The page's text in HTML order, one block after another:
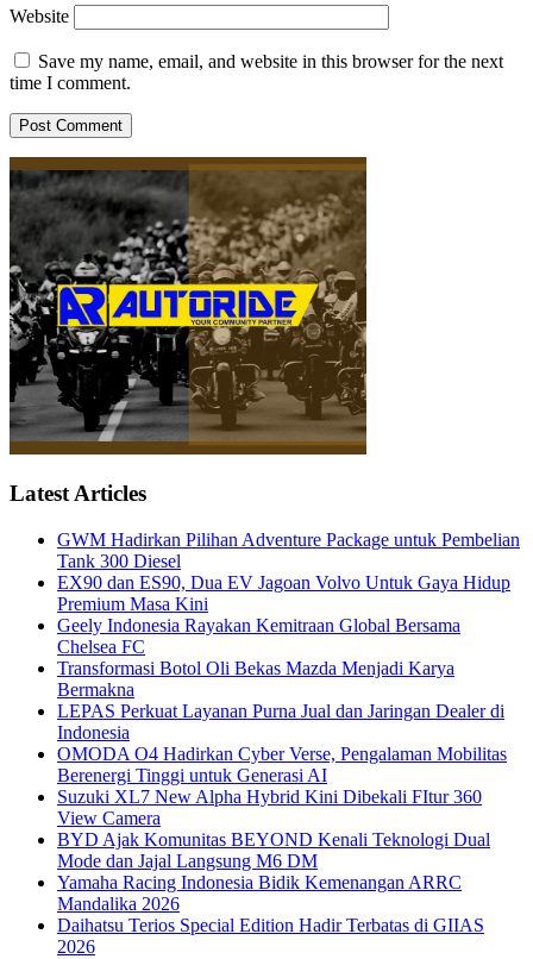
Website
Save my name, email, and website in this browser for the next
time I comment.
Latest Articles
GWM Hadirkan Pilihan Adventure Package untuk Pembelian
Tank 300 Diesel
EX90 dan ES90, Dua EV Jagoan Volvo Untuk Gaya Hidup
Premium Masa Kini
Geely Indonesia Rayakan Kemitraan Global Bersama
Chelsea FC
Transformasi Botol Oli Bekas Mazda Menjadi Karya
Bermakna
LEPAS Perkuat Layanan Purna Jual dan Jaringan Dealer di
Indonesia
OMODA O4 Hadirkan Cyber Verse, Pengalaman Mobilitas
Berenergi Tinggi untuk Generasi AI
Suzuki XL7 New Alpha Hybrid Kini Dibekali FItur 360
View Camera
BYD Ajak Komunitas BEYOND Kenali Teknologi Dual
Mode dan Jajal Langsung M6 DM
Yamaha Racing Indonesia Bidik Kemenangan ARRC
Mandalika 2026
Daihatsu Terios Special Edition Hadir Terbatas di GIIAS
2026